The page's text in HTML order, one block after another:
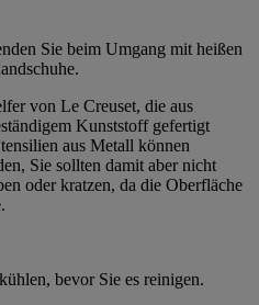
Sie beim Umgang mit heißen
von Le Creuset, die aus
Kunststoff gefertigt
aus Metall können
Sie sollten damit aber nicht
oder kratzen, da die Oberfläche
bevor Sie es reinigen.